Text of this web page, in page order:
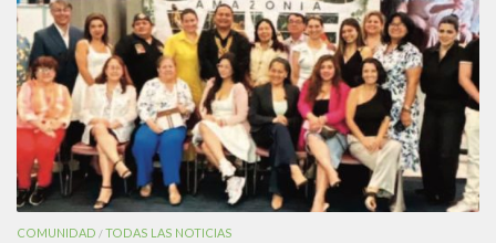
COMUNIDAD /TODAS LAS NOTICIAS